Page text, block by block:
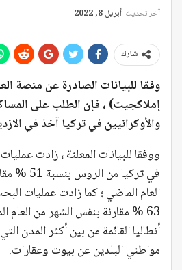
آخر تحديث أبريل 8, 2022
شارك
وفقا للبيانات الصادرة عن منصة
إملاكجيت) ، فإن الطلب على
والأوكرانيين في تركيا آخذ في
ووفقا للبيانات المعلنة ، زادت
في تركيا
العام الماضي ؛ كما زادت عمليات
63 % مقارنة بنفس الشهر من
أنطاليا القائمة من بين أكثر المدن
مواطني البلدين عن بيوت وعقارات.